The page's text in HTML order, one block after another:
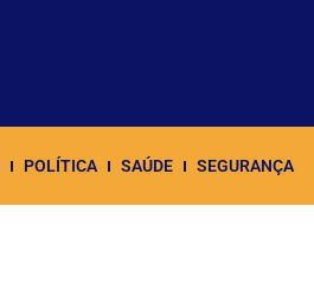
POLÍTICA SAÚDE SEGURANÇA